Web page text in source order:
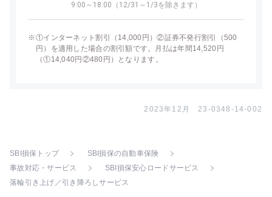
9:00～18:00（12/31～1/3を除きます）
※①インターネット割引（14,000円）②証券不発行割引（500
円）を適用した場合の割引額です。月払は年間14,520円
（①14,040円②480円）となります。
2023年12月 23-0348-14-002
SBI損保トップ
SBI損保の自動車保険
事故対応・サービス
SBI損保安心ロードサービス
落輪引き上げ／引き降ろしサービス